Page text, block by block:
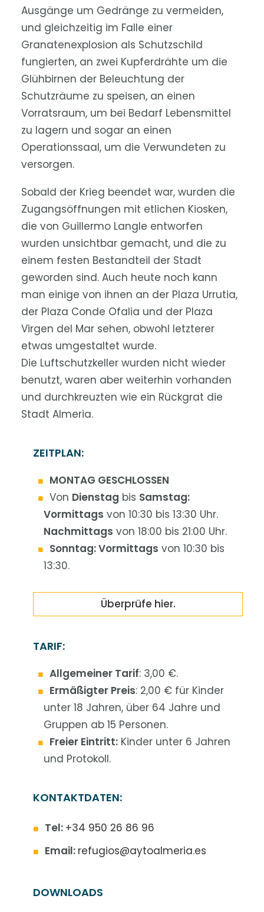
Ausgänge um Gedränge zu vermeiden,
und gleichzeitig im Falle einer
Granatenexplosion als Schutzschild
fungierten, an zwei Kupferdrähte um die
Glühbirnen der Beleuchtung der
Schutzräume zu speisen, an einen
Vorratsraum, um bei Bedarf Lebensmittel
zu lagern und sogar an einen
Operationssaal, um die Verwundeten zu
versorgen.
Sobald der Krieg beendet war, wurden die
Zugangsöffnungen mit etlichen Kiosken,
die von Guillermo Langle entworfen
wurden unsichtbar gemacht, und die zu
einem festen Bestandteil der Stadt
geworden sind. Auch heute noch kann
man einige von ihnen an der Plaza Urrutia,
der Plaza Conde Ofalia und der Plaza
Virgen del Mar sehen, obwohl letzterer
etwas umgestaltet wurde.
Die Luftschutzkeller wurden nicht wieder
benutzt, waren aber weiterhin vorhanden
und durchkreuzten wie ein Rückgrat die
Stadt Almeria.
ZEITPLAN:
MONTAG GESCHLOSSEN
Von Dienstag bis Samstag:
Vormittags von 10:30 bis 13:30 Uhr.
Nachmittags von 18:00 bis 21:00 Uhr.
Sonntag: Vormittags von 10:30 bis
13:30.
Überprüfe hier.
TARIF:
Allgemeiner Tarif: 3,00 €.
Ermäßigter Preis: 2,00 € für Kinder
unter 18 Jahren, über 64 Jahre und
Gruppen ab 15 Personen.
Freier Eintritt: Kinder unter 6 Jahren
und Protokoll.
KONTAKTDATEN:
Tel: +34 950 26 86 96
Email: refugios@aytoalmeria.es
DOWNLOADS